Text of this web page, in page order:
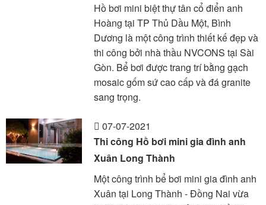
Hồ bơi mini biệt thự tân cổ điển anh
Hoàng tại TP Thủ Dầu Một, Bình
Dương là một công trình thiết kế đẹp và
thi công bởi nhà thầu NVCONS tại Sài
Gòn. Bể bơi được trang trí bằng gạch
mosaic gốm sứ cao cấp và đá granite
sang trọng.
07-07-2021
Thi công Hồ bơi mini gia đình anh
Xuân Long Thành
Một công trình bể bơi mini gia đình anh
Xuân tại Long Thành - Đồng Nai vừa